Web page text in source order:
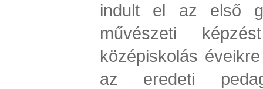
indult el az első
művészeti
középiskolás
az eredeti